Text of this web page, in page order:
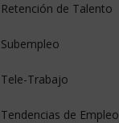
Retención de Talento
Subempleo
Tele-Trabajo
Tendencias de Empleo